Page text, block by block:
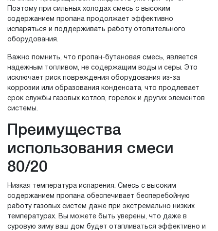
Поэтому при сильных холодах смесь с высоким
содержанием пропана продолжает эффективно
испаряться и поддерживать работу отопительного
оборудования.
Важно помнить, что пропан-бутановая смесь, является
надежным топливом, не содержащим воды и серы. Это
исключает риск повреждения оборудования из-за
коррозии или образования конденсата, что продлевает
срок службы газовых котлов, горелок и других элементов
системы.
Преимущества
использования смеси
80/20
Низкая температура испарения. Смесь с высоким
содержанием пропана обеспечивает бесперебойную
работу газовых систем даже при экстремально низких
температурах. Вы можете быть уверены, что даже в
суровую зиму ваш дом будет отапливаться эффективно и